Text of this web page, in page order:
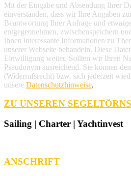
Mit der Eingabe und Absendung Ihrer
einverstanden, dass wir Ihre Angaben
Beantwortung Ihrer Anfrage und
entgegennehmen, zwischenspeichern
Ihnen interessante Informationen zu
unserer Webseite behandeln. Diese
Einwilligung weiter. Sollten wir Ihren
Pseudonym ausreichend. Sie können
(Widerrufsrecht) bzw. sich jederzeit
unsere Datenschutzhinweise.
ZU UNSEREN SEGELTÖRNS
Sailing | Charter | Yachtinvest
ANSCHRIFT